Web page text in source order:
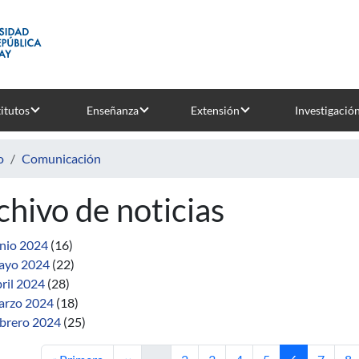
Enseñanza Extensión Investigación
Comunicación
de noticias
2024 (16)
2024 (22)
2024 (28)
2024 (18)
2024 (25)